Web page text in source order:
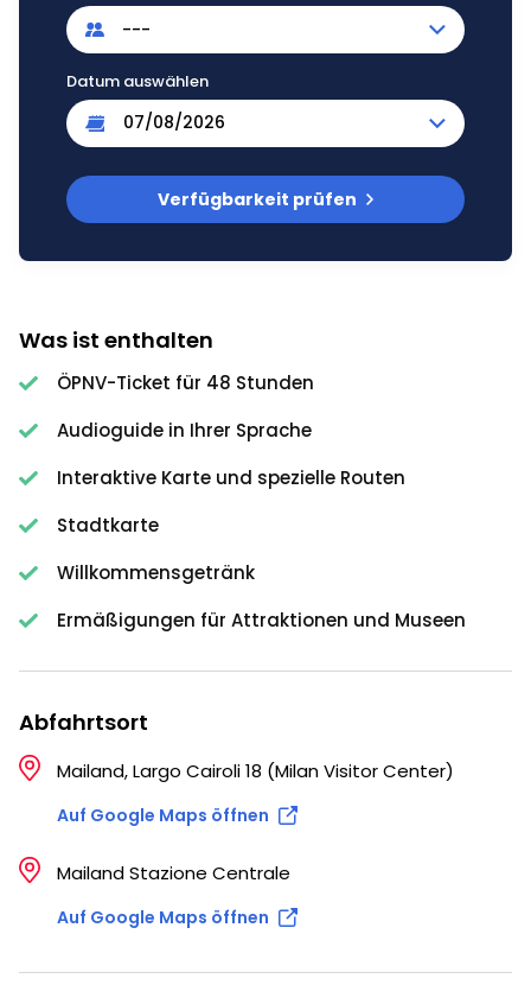
---
Datum auswählen
Verfügbarkeit prüfen
Was ist enthalten
ÖPNV-Ticket für 48 Stunden
Audioguide in Ihrer Sprache
Interaktive Karte und spezielle Routen
Stadtkarte
Willkommensgetränk
Ermäßigungen für Attraktionen und Museen
Abfahrtsort
Mailand, Largo Cairoli 18 (Milan Visitor Center)
Auf Google Maps öffnen
Mailand Stazione Centrale
Auf Google Maps öffnen